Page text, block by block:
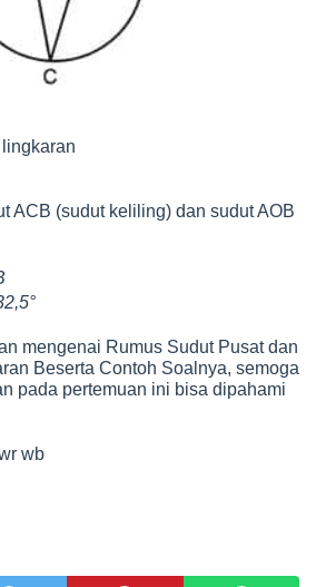
ACB (sudut keliling) dan sudut AOB
mengenai Rumus Sudut Pusat dan
Beserta Contoh Soalnya, semoga
pada pertemuan ini bisa dipahami
wb